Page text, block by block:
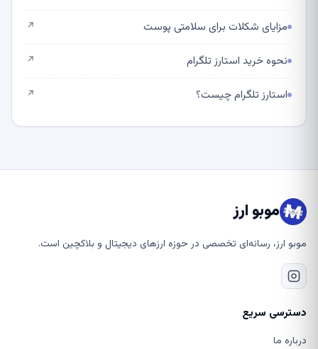
مزایای شکلات برای سلامتی پوست ↗
نحوه خرید استارز تلگرام ↗
استارز تلگرام چیست؟ ↗
موبو ارز
موبو ارز، رسانه‌ای تخصصی در حوزه ارزهای دیجیتال و بلاکچین است.
دسترسی سریع
درباره ما